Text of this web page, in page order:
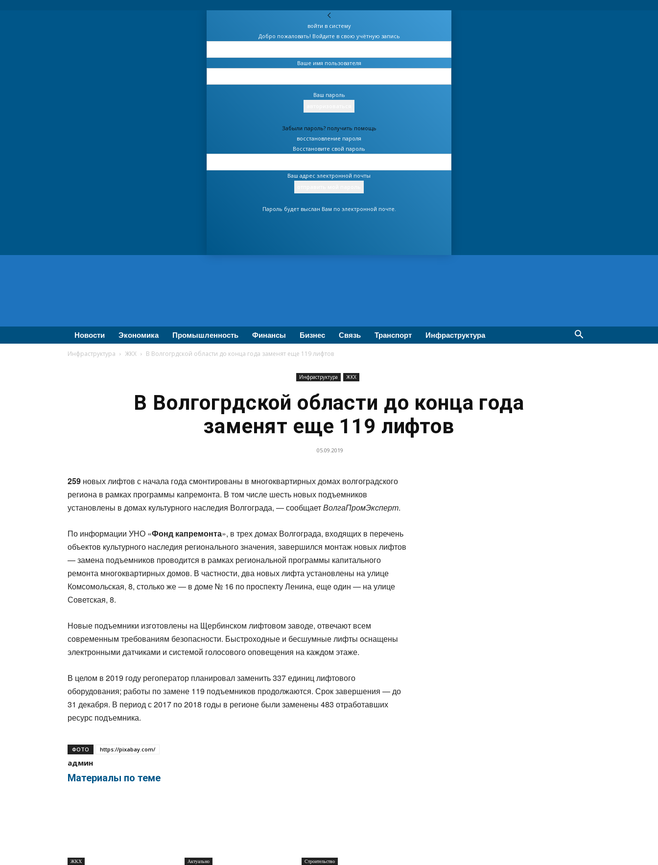
войти в систему
Добро пожаловать! Войдите в свою учётную запись
Ваше имя пользователя
Ваш пароль
Забыли пароль? получить помощь
восстановление пароля
Восстановите свой пароль
Ваш адрес электронной почты
Пароль будет выслан Вам по электронной почте.
бизнеса
Новости Экономика Промышленность Финансы Бизнес Связь Транспорт Инфраструктура
Инфраструктура ЖКХ В Волгогрдской области до конца года заменят еще 119 лифтов
Инфраструктура ЖКХ
В Волгогрдской области до конца года
заменят еще 119 лифтов
05.09.2019
259 новых лифтов с начала года смонтированы в многоквартирных домах волгоградского
региона в рамках программы капремонта. В том числе шесть новых подъемников
установлены в домах культурного наследия Волгограда, — сообщаетВолгаПромЭксперт.
По информации УНО «Фонд капремонта», в трех домах Волгограда, входящих в перечень
объектов культурного наследия регионального значения, завершился монтаж новых лифтов
— замена подъемников проводится в рамках региональной программы капитального
ремонта многоквартирных домов. В частности, два новых лифта установлены на улице
Комсомольская, 8, столько же — в доме № 16 по проспекту Ленина, еще один — на улице
Советская, 8.
Новые подъемники изготовлены на Щербинском лифтовом заводе, отвечают всем
современным требованиям безопасности. Быстроходные и бесшумные лифты оснащены
электронными датчиками и системой голосового оповещения на каждом этаже.
В целом в 2019 году регоператор планировал заменить 337 единиц лифтового
оборудования; работы по замене 119 подъемников продолжаются. Срок завершения — до
31 декабря. В период с 2017 по 2018 годы в регионе были заменены 483 отработавших
ресурс подъемника.
ФОТО https://pixabay.com/
админ
Материалы по теме
ЖКХ Актуально Строительство